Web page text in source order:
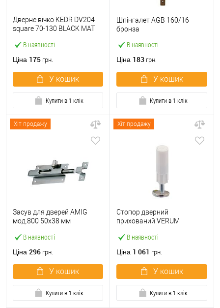
В наявності
Дверне вічко KEDR DV204
square 70-130 BLACK MAT
Ціна 175 грн.
У кошик
Купити в 1 клік
В наявності
Шпінгалет AGB 160/16
бронза
Ціна 183 грн.
У кошик
Купити в 1 клік
Хіт продажу
В наявності
Засув для дверей AMIG
мод.800 50x38 мм
Ціна 296 грн.
У кошик
Купити в 1 клік
Хіт продажу
В наявності
Стопор дверний
прихований VERUM
Ціна 1 061 грн.
У кошик
Купити в 1 клік